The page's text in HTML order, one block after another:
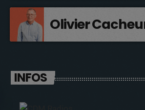
Olivier
INFOS